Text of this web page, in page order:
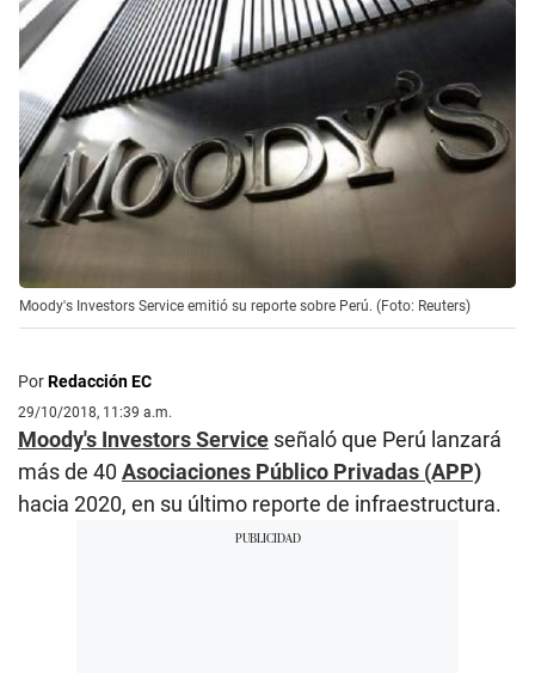
Moody's Investors Service emitió su reporte sobre Perú. (Foto: Reuters)
PorRedacción EC
29/10/2018, 11:39 a.m.
Moody's Investors Service señaló que Perú lanzará
más de 40 Asociaciones Público Privadas (APP)
hacia 2020, en su último reporte de infraestructura.